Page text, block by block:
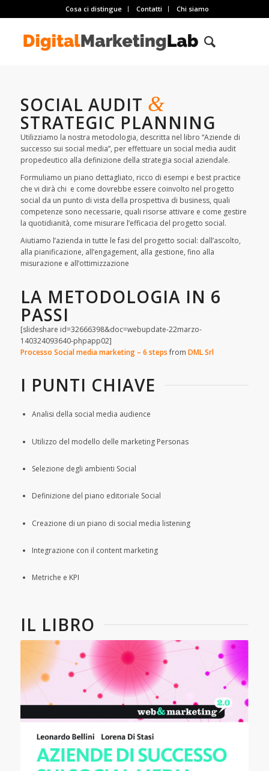
Cosa ci distingue Contatti Chi siamo
SOCIAL AUDIT &
STRATEGIC PLANNING
Utilizziamo la nostra metodologia, descritta nel libro “Aziende di
successo sui social media”, per effettuare un social media audit
propedeutico alla definizione della strategia social aziendale.
Formuliamo un piano dettagliato, ricco di esempi e best practice
che vi dirà chi e come dovrebbe essere coinvolto nel progetto
social da un punto di vista della prospettiva di business, quali
competenze sono necessarie, quali risorse attivare e come gestire
la quotidianità, come misurare l’efficacia del progetto social.
Aiutiamo l’azienda in tutte le fasi del progetto social: dall’ascolto,
alla pianificazione, all’engagement, alla gestione, fino alla
misurazione e all’ottimizzazione
LA METODOLOGIA IN 6
PASSI
[slideshare id=32666398&doc=webupdate-22marzo-
140324093640-phpapp02]
Processo Social media marketing – 6 steps from DML Srl
I PUNTI CHIAVE
Analisi della social media audience
Utilizzo del modello delle marketing Personas
Selezione degli ambienti Social
Definizione del piano editoriale Social
Creazione di un piano di social media listening
Integrazione con il content marketing
Metriche e KPI
IL LIBRO